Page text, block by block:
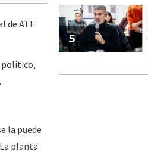
de ATE
político,
la puede
planta
5